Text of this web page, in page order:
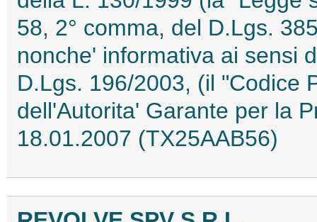
58, 2° comma, del D.Lgs.
nonche' informativa ai sensi
D.Lgs. 196/2003, (il "Codice
dell'Autorita' Garante per la
18.01.2007 (TX25AAB56)